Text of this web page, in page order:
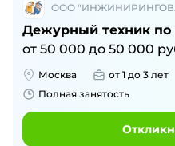
ООО
Дежурный техник по
от 50 000 до 50 000
Москва от 1 до 3 лет
Полная занятость